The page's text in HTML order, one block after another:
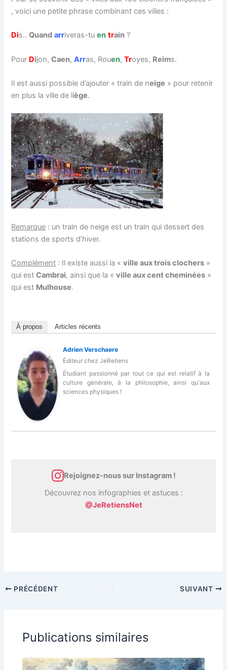
, voici une petite phrase combinant ces villes :
Dis..Quand arriveras-tuen train ?
Pour Dijon,Caen,Arras, Rouen,Troyes, Reims.
Il est aussi possible d’ajouter « train de neige » pour retenir
en plus la ville de liège.
Remarque : un train de neige est un train qui dessert des
stations de sports d’hiver.
Complément : Il existe aussi la «ville aux trois clochers »
qui estCambrai, ainsi que la «ville aux cent cheminées »
qui est Mulhouse.
À propos Articles récents
Adrien Verschaere
Éditeur chezJeRetiens
Étudiant passionné par tout ce qui est relatif à la
culture générale, à la philosophie, ainsi qu'aux
sciences physiques !
Rejoignez-nous sur Instagram !
Découvrez nos infographies et astuces :
@JeRetiensNet
PRÉCÉDENT SUIVANT
Publications similaires